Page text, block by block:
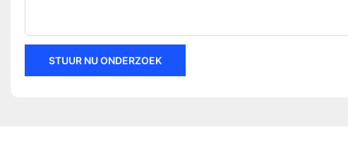
STUUR NU ONDERZOEK